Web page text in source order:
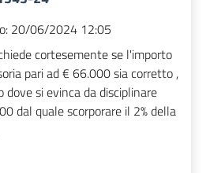
20/06/2024 12:05
cortesemente se l'importo
pari ad € 66.000 sia corretto ,
si evinca da disciplinare
dal quale scorporare il 2% della